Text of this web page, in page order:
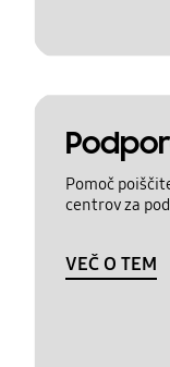
Pomoč
centrov za
VEČ O TEM